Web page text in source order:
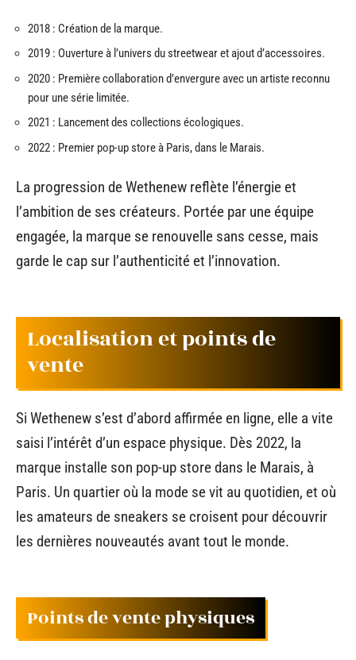
2018 : Création de la marque.
2019 : Ouverture à l’univers du streetwear et ajout d’accessoires.
2020 : Première collaboration d’envergure avec un artiste reconnu
pour une série limitée.
2021 : Lancement des collections écologiques.
2022 : Premier pop-up store à Paris, dans le Marais.
La progression de Wethenew reflète l’énergie et
l’ambition de ses créateurs. Portée par une équipe
engagée, la marque se renouvelle sans cesse, mais
garde le cap sur l’authenticité et l’innovation.
Localisation et points de
vente
Si Wethenew s’est d’abord affirmée en ligne, elle a vite
saisi l’intérêt d’un espace physique. Dès 2022, la
marque installe son pop-up store dans le Marais, à
Paris. Un quartier où la mode se vit au quotidien, et où
les amateurs de sneakers se croisent pour découvrir
les dernières nouveautés avant tout le monde.
Points de vente physiques